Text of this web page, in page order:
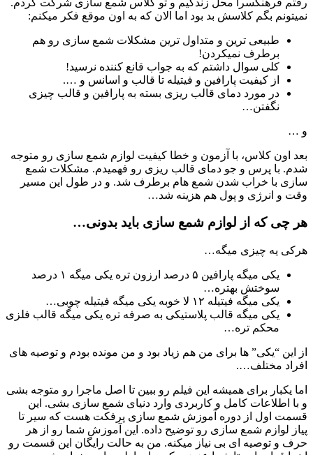
رفتم فرهنگسرا محل زندگیم و تو کلاس شمع سازی شرکت کردم.
نمیتونم بگم کلاسش بد بود اما الان که به اون موقع فکر میکنم:
طبیعی ترین و متداول ترین مشکلات شمع سازی رو هم
برطرف نمیکردن!
کلی سوال داشتم که به جواب قانع کننده نرسید!
از کیفیت پارافین و فیتیله تا قالب و اسانس و ….
در مورد دمای قالب ریزی بسته به پارافین و قالب چیزی
نگفتن…
و …
بعد اون کلاس، با آزمون و خطا کیفیت لوازم شمع سازی رو متوجه
شدم. با پرس و جو دمای قالب ریزی رو فهمیدم. مشکلات شمع
سازی با خراب شدن شمع هام برطرف شد. و در طول این مسیر
وقت و انرژی و پول هم هزینه شد…
هر چی که از لوازم شمع سازی باید بدونی…
هرکی یه چیزی میگه…
یکی میگه پارافین ۵ درصد ارزون تره یکی میگه ۱ درصد
سوختش بهتره…
یکی میگه فیتیله ۱۲ لا خوبه یکی میگه فیتیله چوبی…
یکی میگه قالب پلاستیکی به صرفه تره یکی میگه قالب فلزی
محکم تره…
از این “یکی” ها برای من هم زیاد بود و من مونده بودم و توصیه های
افراد مختلف….
اما یکبار برای همیشه این فیلم رو ببین تا اصل ماجرا رو متوجه بشی
و با اطلاعات کامل و کاربردی وارد دنیای شمع سازی بشی. این
قسمت اول از دوره آموزش شمع سازی پرفکت هست که سیر تا
پیاز لوازم شمع سازی رو توضیح داده. این آموزش شما رو از هر
حرف و توصیه ای بی نیاز میکنه. من به حالت رایگان این قسمت رو